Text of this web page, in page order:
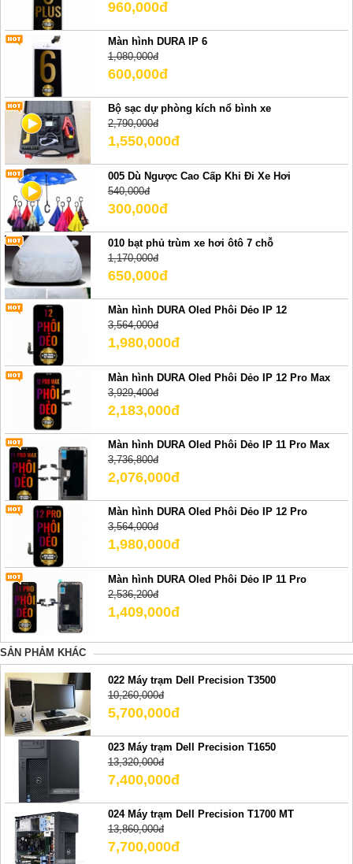
960,000đ
Màn hình DURA IP 6
1,080,000đ
600,000đ
Bộ sạc dự phòng kích nổ bình xe
2,790,000đ
1,550,000đ
005 Dù Ngược Cao Cấp Khi Đi Xe Hơi
540,000đ
300,000đ
010 bạt phủ trùm xe hơi ôtô 7 chỗ
1,170,000đ
650,000đ
Màn hình DURA Oled Phôi Dẻo IP 12
3,564,000đ
1,980,000đ
Màn hình DURA Oled Phôi Dẻo IP 12 Pro Max
3,929,400đ
2,183,000đ
Màn hình DURA Oled Phôi Dẻo IP 11 Pro Max
3,736,800đ
2,076,000đ
Màn hình DURA Oled Phôi Dẻo IP 12 Pro
3,564,000đ
1,980,000đ
Màn hình DURA Oled Phôi Dẻo IP 11 Pro
2,536,200đ
1,409,000đ
SẢN PHẢM KHÁC
022 Máy trạm Dell Precision T3500
10,260,000đ
5,700,000đ
023 Máy trạm Dell Precision T1650
13,320,000đ
7,400,000đ
024 Máy trạm Dell Precision T1700 MT
13,860,000đ
7,700,000đ